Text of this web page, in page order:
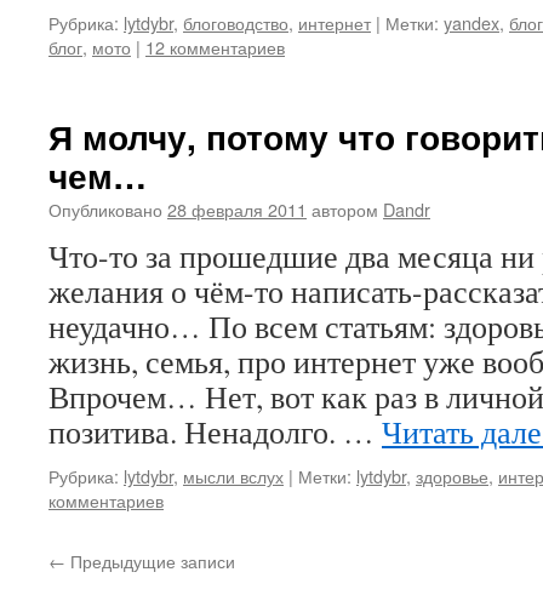
Рубрика: lytdybr, блоговодство, интернет | Метки: yandex,
блог, мото | 12 комментариев
Я молчу, потому что
чем…
Опубликовано 28 февраля 2011 автором Dandr
Что-то за прошедшие два месяца ни
желания о чём-то написать-
неудачно… По всем статьям:
жизнь, семья, про интернет уже
Впрочем… Нет, вот как раз в
позитива. Ненадолго. … Читать
Рубрика: lytdybr, мысли вслух | Метки: lytdybr, здоровье,
комментариев
← Предыдущие записи